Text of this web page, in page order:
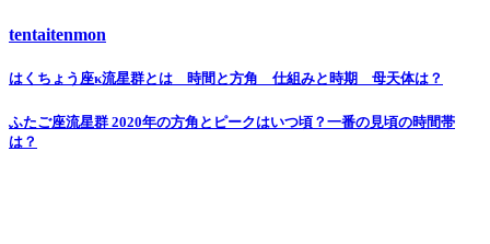
tentaitenmon
Post
navigation
はくちょう座κ流星群とは 時間と方角 仕組みと時期 母天体は？
ふたご座流星群 2020年の方角とピークはいつ頃？一番の見頃の時間帯
は？